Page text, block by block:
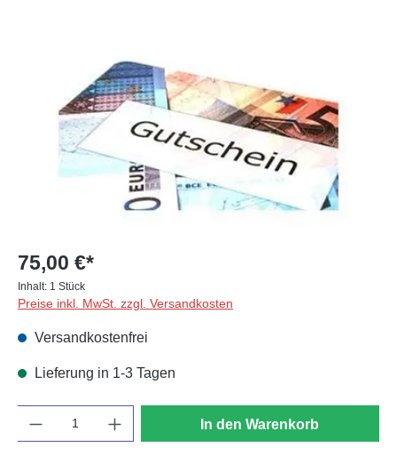
75,00 €*
Inhalt: 1 Stück
Preise inkl. MwSt. zzgl. Versandkosten
Versandkostenfrei
Lieferung in 1-3 Tagen
In den Warenkorb